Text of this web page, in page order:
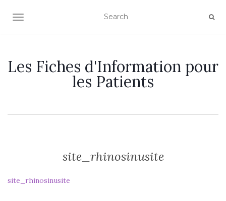
OUVRIR/FERMER LA NAVIGATION
Les Fiches d'Information pour
les Patients
site_rhinosinusite
site_rhinosinusite